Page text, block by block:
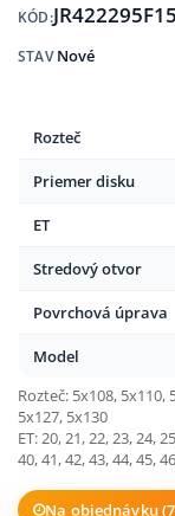
KÓD:
STAV Nové
Rozteč
Priemer disku
ET
Stredový otvor
Povrchová úprava
Model
Rozteč: 5x108, 5x110,
5x127, 5x130
ET: 20, 21, 22, 23, 24,
40, 41, 42, 43, 44, 45,
Na objednávku